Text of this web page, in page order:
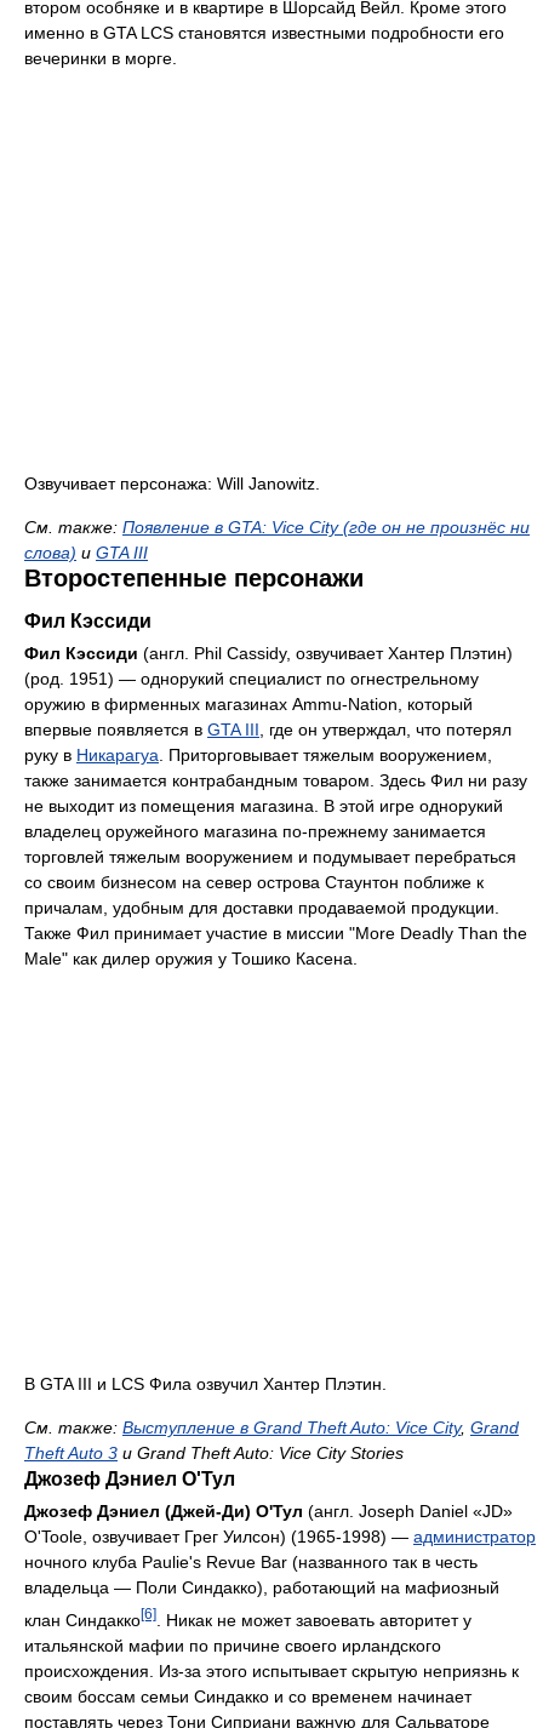
втором особняке и в квартире в Шорсайд Вейл. Кроме этого
именно в GTA LCS становятся известными подробности его
вечеринки в морге.
Озвучивает персонажа: Will Janowitz.
См. тaкже: Появление в GTA: Vice City (где он не произнёс ни
слова) и GTA III
Второстепенные персонажи
Фил Кэссиди
Фил Кэссиди (англ. Phil Cassidy, озвучивает Хантер Плэтин)
(род. 1951) — однорукий специалист по огнестрельному
оружию в фирменных магазинах Ammu-Nation, который
впервые появляется в GTA III, где он утверждал, что потерял
руку в Никарагуа. Приторговывает тяжелым вооружением,
также занимается контрабандным товаром. Здесь Фил ни разу
не выходит из помещения магазина. В этой игре однорукий
владелец оружейного магазина по-прежнему занимается
торговлей тяжелым вооружением и подумывает перебраться
со своим бизнесом на север острова Стаунтон поближе к
причалам, удобным для доставки продаваемой продукции.
Также Фил принимает участие в миссии "More Deadly Than the
Male" как дилер оружия у Тошико Касена.
В GTA III и LCS Фила озвучил Хантер Плэтин.
См. тaкже: Выступление в Grand Theft Auto: Vice City, Grand
Theft Auto 3 и Grand Theft Auto: Vice City Stories
Джозеф Дэниел О'Тул
Джозеф Дэниел (Джей-Ди) О'Тул (англ. Joseph Daniel «JD»
O'Toole, озвучивает Грег Уилсон) (1965-1998) — администратор
ночного клуба Paulie's Revue Bar (названного так в честь
владельца — Поли Синдакко), работающий на мафиозный
клан Синдакко[6]
. Никак не может завоевать авторитет у
итальянской мафии по причине своего ирландского
происхождения. Из-за этого испытывает скрытую неприязнь к
своим боссам семьи Синдакко и со временем начинает
поставлять через Тони Сиприани важную для Сальваторе